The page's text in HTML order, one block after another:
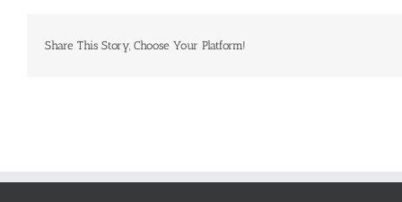
Share This Story, Choose Your Platform!